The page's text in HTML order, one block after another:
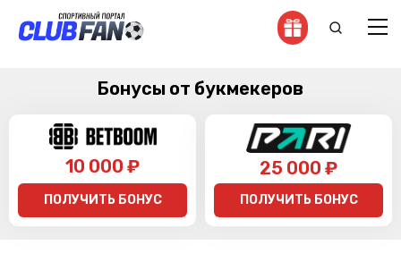
Бонусы от букмекеров
10 000 ₽
ПОЛУЧИТЬ БОНУС
25 000 ₽
ПОЛУЧИТЬ БОНУС